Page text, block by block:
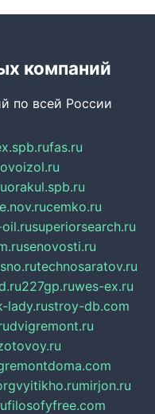
компаний
по всей России
fas.ru
orakul.spb.ru
cemko.ru
superiorsearch.ru
senovosti.ru
technosaratov.ru
227gp.ruwes-ex.ru
lady.rustroy-db.com
dvigremont.ru
remontdoma.com
vyitikho.rumirjon.ru
filosofyfree.com